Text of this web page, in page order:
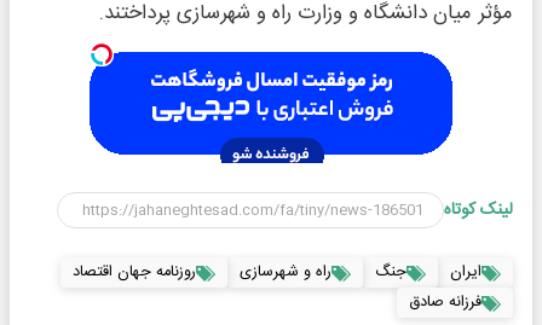
مؤثر میان دانشگاه و وزارت راه و شهرسازی پرداختند.
لینک کوتاه
ایران جنگ راه و شهرسازی
روزنامه جهان اقتصاد
فرزانه صادق